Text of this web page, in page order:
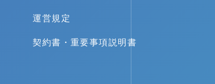
運営規定
契約書・重要事項説明書